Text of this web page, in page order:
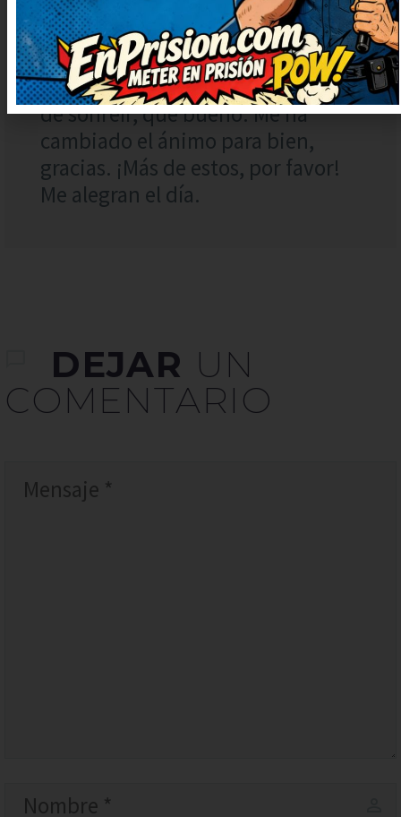
9:59
Me ha encantado el giro final,
súper ingenioso. No puedo dejar
de sonreír, qué bueno. Me ha
cambiado el ánimo para bien,
gracias. ¡Más de estos, por favor!
Me alegran el día.
DEJAR UN
COMENTARIO